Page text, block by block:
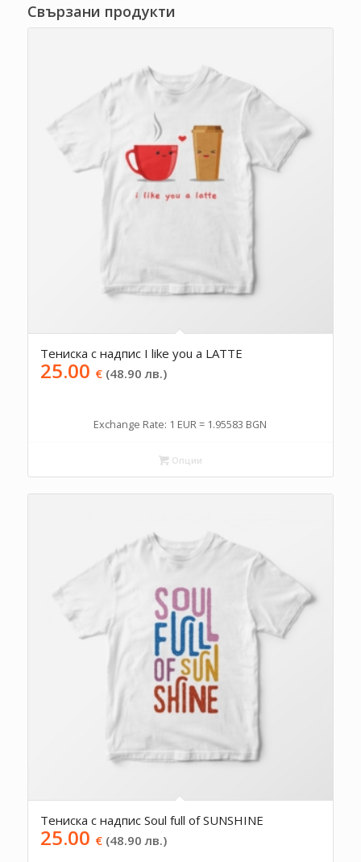
Свързани продукти
Тениска с надпис I like you a LATTE
25.00 €(48.90 лв.)
Exchange Rate: 1 EUR = 1.95583 BGN
Опции
Тениска с надпис Soul full of SUNSHINE
25.00 €(48.90 лв.)